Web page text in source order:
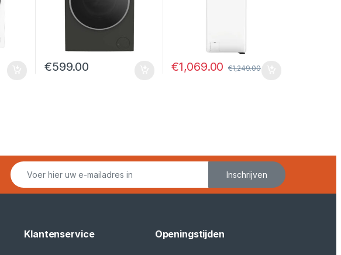
€599.00 €1,069.00 €1,249.00
Inschrijven
Klantenservice Openingstijden